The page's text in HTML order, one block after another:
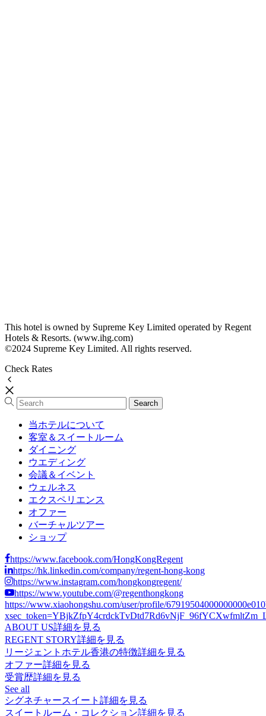
This hotel is owned by Supreme Key Limited operated by Regent
Hotels & Resorts. (www.ihg.com)
©2024 Supreme Key Limited. All rights reserved.
Check Rates
当ホテルについて
客室＆スイートルーム
ダイニング
ウエディング
会議＆イベント
ウェルネス
エクスペリエンス
オファー
バーチャルツアー
ショップ
https://www.facebook.com/HongKongRegent
https://hk.linkedin.com/company/regent-hong-kong
https://www.instagram.com/hongkongregent/
https://www.youtube.com/@regenthongkong
https://www.xiaohongshu.com/user/profile/
ABOUT US詳細を見る
REGENT STORY詳細を見る
リージェントホテル香港の特徴詳細を見る
オファー詳細を見る
受賞歴詳細を見る
See all
シグネチャースイート 詳細を見る
スイートルーム・コレクション詳細を見る